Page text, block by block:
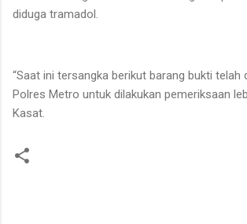
diduga tramadol.
“Saat ini tersangka berikut barang bukti telah
Polres Metro untuk dilakukan pemeriksaan
Kasat.